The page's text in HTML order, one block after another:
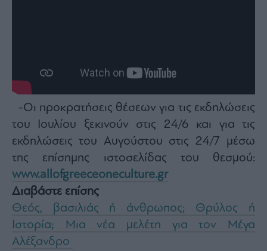
-Οι προκρατήσεις θέσεων για τις εκδηλώσεις
του Ιουλίου ξεκινούν στις 24/6 και για τις
εκδηλώσεις του Αυγούστου στις 24/7 μέσω
της επίσημης ιστοσελίδας του θεσμού:
www.allofgreeceoneculture.gr
Διαβάστε επίσης
Θεός, βασιλιάς ή άνθρωπος; Θρύλος ή
Ιστορία; Μια νέα μελέτη για τον Μέγα
Αλέξανδρο